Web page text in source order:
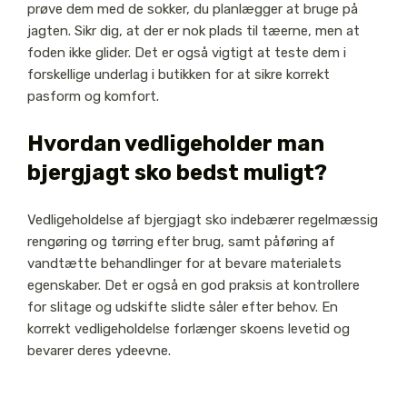
prøve dem med de sokker, du planlægger at bruge på
jagten. Sikr dig, at der er nok plads til tæerne, men at
foden ikke glider. Det er også vigtigt at teste dem i
forskellige underlag i butikken for at sikre korrekt
pasform og komfort.
Hvordan vedligeholder man
bjergjagt sko bedst muligt?
Vedligeholdelse af bjergjagt sko indebærer regelmæssig
rengøring og tørring efter brug, samt påføring af
vandtætte behandlinger for at bevare materialets
egenskaber. Det er også en god praksis at kontrollere
for slitage og udskifte slidte såler efter behov. En
korrekt vedligeholdelse forlænger skoens levetid og
bevarer deres ydeevne.